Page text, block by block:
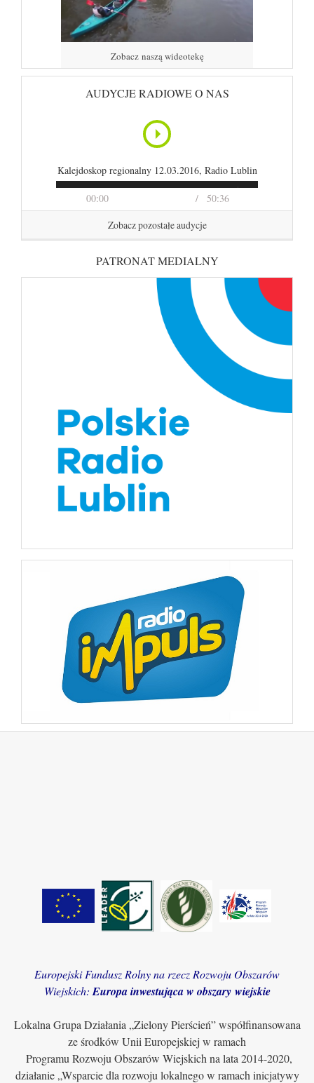
Zobacz naszą wideotekę
AUDYCJE RADIOWE O NAS
00:00 50:36
Kalejdoskop regionalny 12.03.2016, Radio Lublin
Zobacz pozostałe audycje
PATRONAT MEDIALNY
Europejski Fundusz Rolny na rzecz Rozwoju Obszarów
Wiejskich: Europa inwestująca w obszary wiejskie
Lokalna Grupa Działania „Zielony Pierścień” współfinansowana
ze środków Unii Europejskiej w ramach
Programu Rozwoju Obszarów Wiejskich na lata 2014-2020,
działanie „Wsparcie dla rozwoju lokalnego w ramach inicjatywy